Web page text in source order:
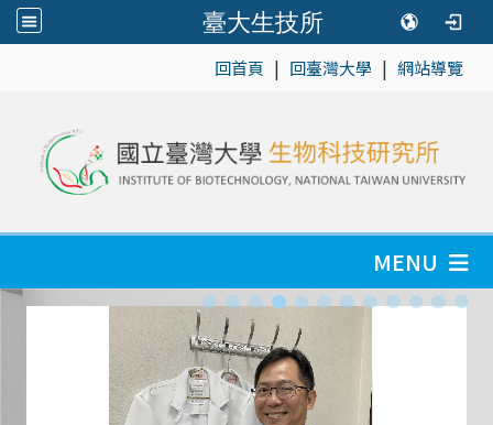
臺大生技所
回首頁 | 回臺灣大學 | 網站導覽
MENU